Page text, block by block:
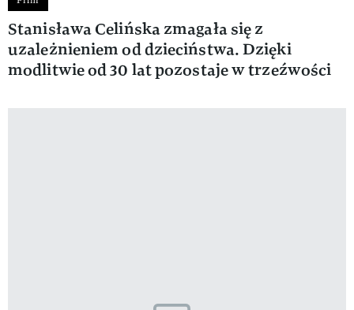
Stanisława Celińska zmagała się z
uzależnieniem od dzieciństwa. Dzięki
modlitwie od 30 lat pozostaje w trzeźwości